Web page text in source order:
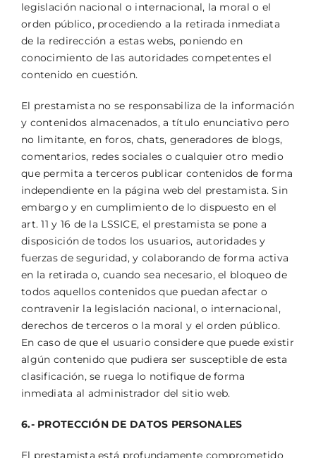
legislación nacional o internacional, la moral o el
orden público, procediendo a la retirada inmediata
de la redirección a estas webs, poniendo en
conocimiento de las autoridades competentes el
contenido en cuestión.
El prestamista no se responsabiliza de la información
y contenidos almacenados, a título enunciativo pero
no limitante, en foros, chats, generadores de blogs,
comentarios, redes sociales o cualquier otro medio
que permita a terceros publicar contenidos de forma
independiente en la página web del prestamista. Sin
embargo y en cumplimiento de lo dispuesto en el
art. 11 y 16 de la LSSICE, el prestamista se pone a
disposición de todos los usuarios, autoridades y
fuerzas de seguridad, y colaborando de forma activa
en la retirada o, cuando sea necesario, el bloqueo de
todos aquellos contenidos que puedan afectar o
contravenir la legislación nacional, o internacional,
derechos de terceros o la moral y el orden público.
En caso de que el usuario considere que puede existir
algún contenido que pudiera ser susceptible de esta
clasificación, se ruega lo notifique de forma
inmediata al administrador del sitio web.
6.- PROTECCIÓN DE DATOS PERSONALES
El prestamista está profundamente comprometido